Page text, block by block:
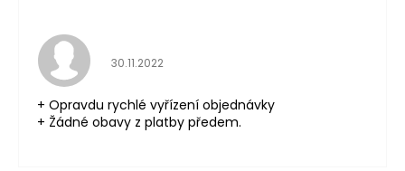
Hodnocení obchodu je 5 z 5 hvězdiček.
30.11.2022
+ Opravdu rychlé vyřízení objednávky
+ Žádné obavy z platby předem.